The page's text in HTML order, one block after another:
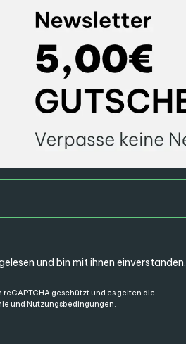
und bin mit ihnen einverstanden.
reCAPTCHA geschützt und es gelten die
und Nutzungsbedingungen.